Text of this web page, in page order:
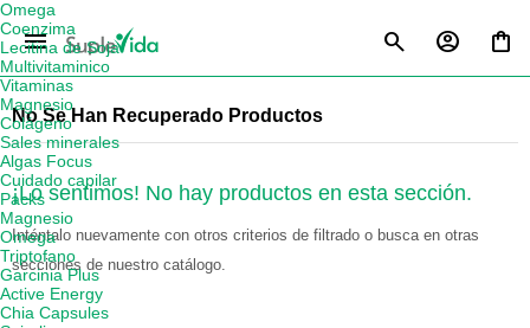
menu
No Se Han Recuperado Productos
¡Lo sentimos! No hay productos en esta sección.
Inténtalo nuevamente con otros criterios de filtrado o busca en otras
secciones de nuestro catálogo.
Omega
Coenzima
Lecitina de Soja
Multivitaminico
Vitaminas
Magnesio
Colágeno
Sales minerales
Algas Focus
Cuidado capilar
Packs
Magnesio
Omega
Triptofano
Garcinia Plus
Active Energy
Chia Capsules